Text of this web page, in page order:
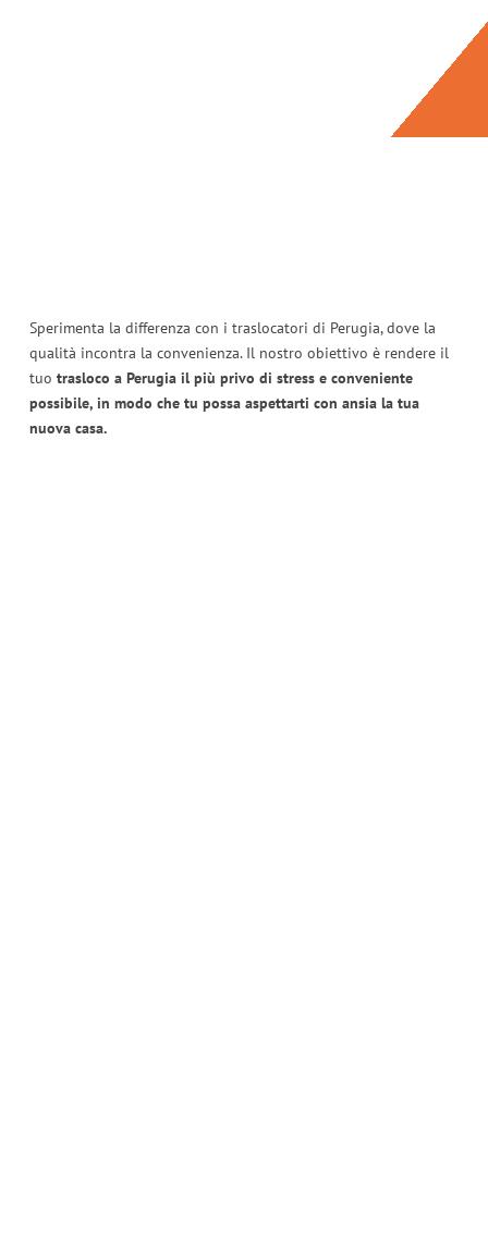
Sperimenta la differenza con i traslocatori di Perugia, dove la
qualità incontra la convenienza. Il nostro obiettivo è rendere il
tuo trasloco a Perugia il più privo di stress e conveniente
possibile, in modo che tu possa aspettarti con ansia la tua
nuova casa.